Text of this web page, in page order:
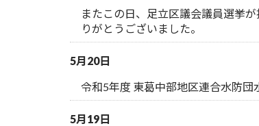
またこの日、足立区議会議員選挙
りがとうございました。
5月20日
令和5年度 東葛中部地区連合水防団
5月19日